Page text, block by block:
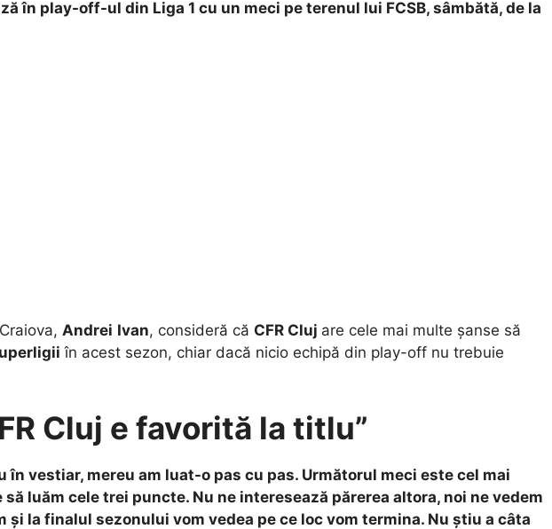
în play-off-ul din Liga 1 cu un meci pe terenul lui FCSB, sâmbătă, de la
Andrei Ivan, consideră că CFR Cluj are cele mai multe şanse să
în acest sezon, chiar dacă nicio echipă din play-off nu trebuie
Cluj e favorită la titlu”
vestiar, mereu am luat-o pas cu pas. Următorul meci este cel mai
luăm cele trei puncte. Nu ne interesează părerea altora, noi ne vedem
şi la finalul sezonului vom vedea pe ce loc vom termina. Nu ştiu a câta